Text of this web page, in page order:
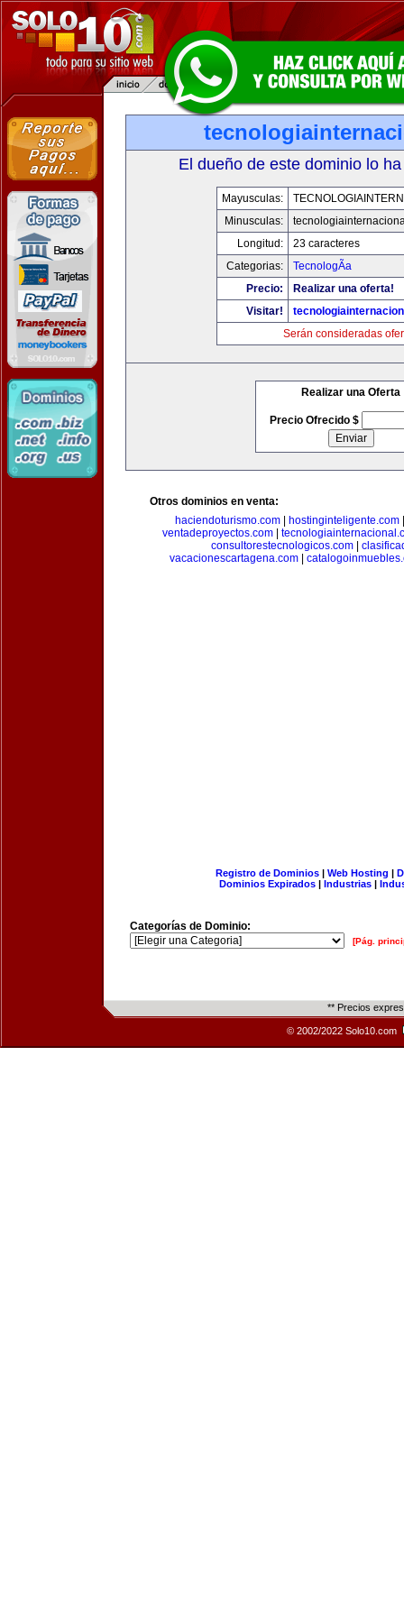
El dueño de este dominio lo
Mayusculas:
Minusculas:
Longitud:
23 caracteres
Categorias:
TecnologÃ­a
Precio:
Realizar una oferta!
Visitar!
Serán consideradas
Realizar una Oferta
Precio Ofrecido $
Otros dominios en venta:
haciendoturismo.com
hostinginteligente.com
ventadeproyectos.com|
consultorestecnologicos.com
vacacionescartagena.com
Registro de Dominios| Web Hosting |
Dominios Expirados | Industrias |
Categorías de Dominio:
[Pág.
** Precios
© 2002/2022 Solo10.com